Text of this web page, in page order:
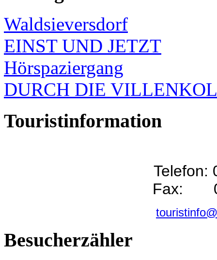
Waldsieversdorf
EINST UND JETZT
Hörspaziergang
DURCH DIE
Touristinformation
Telefon:
Fax:
Besucherzähler